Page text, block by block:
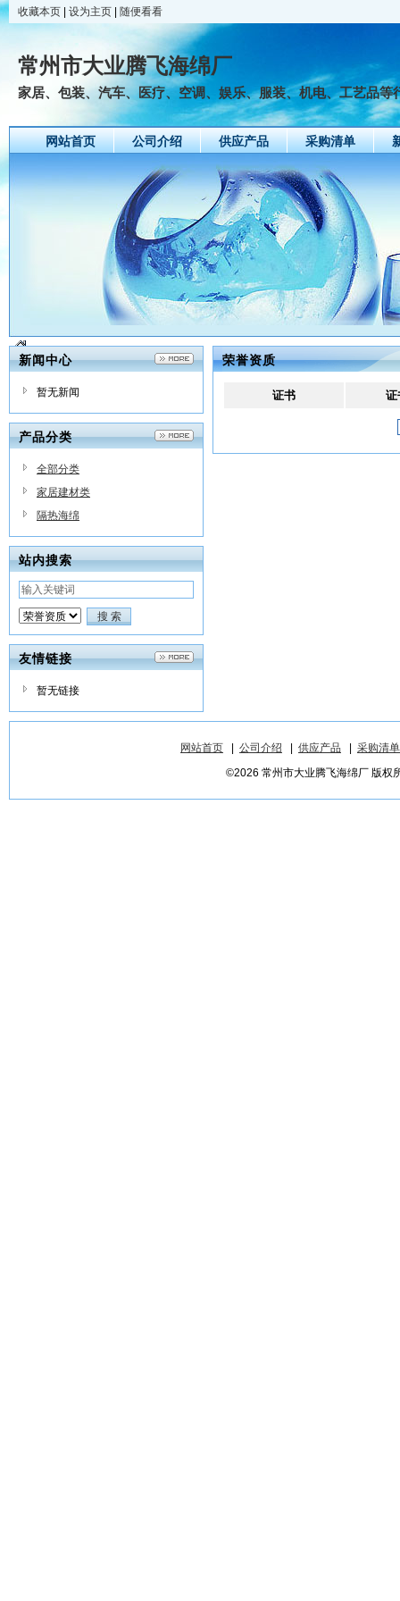
收藏本页 设为主页 随便看看
常州市大业腾飞海绵厂
家居、包装、汽车、医疗、空调、娱乐、服装、机电、工艺品等
网站首页 公司介绍 供应产品 采购清单
新闻中心
暂无新闻
产品分类
全部分类
家居建材类
隔热海绵
站内搜索
友情链接
暂无链接
荣誉资质
证书 证
网站首页 公司介绍 供应产品
采购清单
©2026 常州市大业腾飞海绵厂 版权